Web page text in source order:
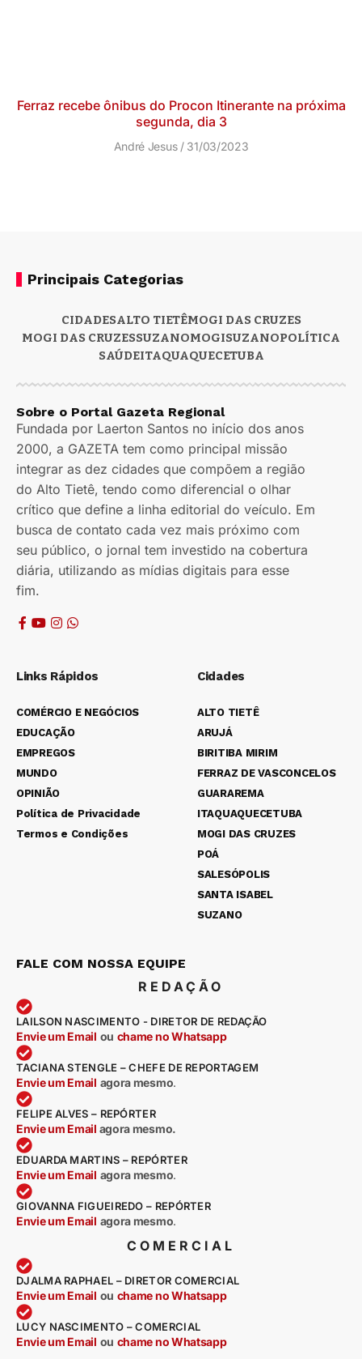
Ferraz recebe ônibus do Procon Itinerante na próxima
segunda, dia 3
André Jesus 31/03/2023
Principais Categorias
CIDADESALTO TIETÊMOGI DAS CRUZES
MOGI DAS CRUZESSUZANOMOGISUZANOPOLÍTICA
SAÚDEITAQUAQUECETUBA
Sobre o Portal Gazeta Regional
Fundada por Laerton Santos no início dos anos
2000, a GAZETA tem como principal missão
integrar as dez cidades que compõem a região
do Alto Tietê, tendo como diferencial o olhar
crítico que define a linha editorial do veículo. Em
busca de contato cada vez mais próximo com
seu público, o jornal tem investido na cobertura
diária, utilizando as mídias digitais para esse
fim.
Links Rápidos
COMÉRCIO E NEGÓCIOS
EDUCAÇÃO
EMPREGOS
MUNDO
OPINIÃO
Política de Privacidade
Termos e Condições
Cidades
ALTO TIETÊ
ARUJÁ
BIRITIBA MIRIM
FERRAZ DE VASCONCELOS
GUARAREMA
ITAQUAQUECETUBA
MOGI DAS CRUZES
POÁ
SALESÓPOLIS
SANTA ISABEL
SUZANO
FALE COM NOSSA EQUIPE
REDAÇÃO
LAILSON NASCIMENTO - DIRETOR DE REDAÇÃO
Envie um Email ou chame no Whatsapp
TACIANA STENGLE – CHEFE DE REPORTAGEM
Envie um Email agora mesmo.
FELIPE ALVES – REPÓRTER
Envie um Email agora mesmo.
EDUARDA MARTINS – REPÓRTER
Envie um Email agora mesmo.
GIOVANNA FIGUEIREDO – REPÓRTER
Envie um Email agora mesmo.
COMERCIAL
DJALMA RAPHAEL – DIRETOR COMERCIAL
Envie um Email ou chame no Whatsapp
LUCY NASCIMENTO – COMERCIAL
Envie um Email ou chame no Whatsapp